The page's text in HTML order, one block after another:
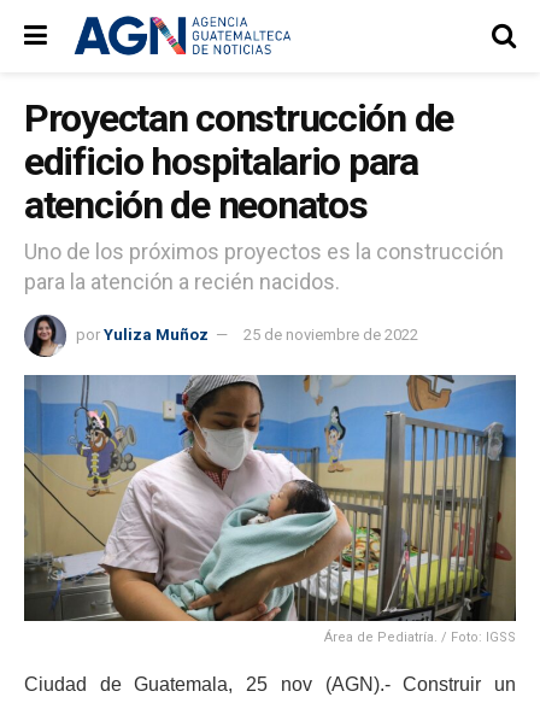
Proyectan construcción de
edificio hospitalario para
atención de neonatos
Uno de los próximos proyectos es la construcción
para la atención a recién nacidos.
por Yuliza Muñoz 25 de noviembre de 2022
Área de Pediatría. / Foto: IGSS
Ciudad de Guatemala, 25 nov (AGN).- Construir un